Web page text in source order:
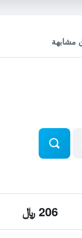
مشابهة
206 ﷼